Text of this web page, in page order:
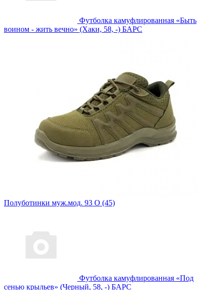
Футболка камуфлированная «Быть
воином - жить вечно» (Хаки, 58, -) БАРС
Полуботинки муж.мод. 93 О (45)
Футболка камуфлированная «Под
сенью крыльев» (Черный, 58, -) БАРС